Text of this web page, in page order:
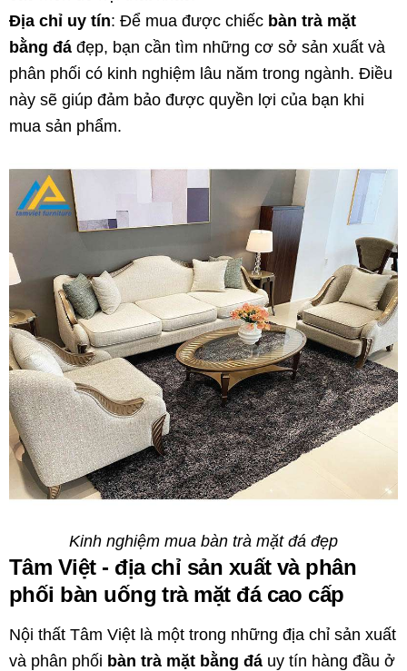
Địa chỉ uy tín: Để mua được chiếc bàn trà mặt
bằng đá đẹp, bạn cần tìm những cơ sở sản xuất và
phân phối có kinh nghiệm lâu năm trong ngành. Điều
này sẽ giúp đảm bảo được quyền lợi của bạn khi
mua sản phẩm.
Kinh nghiệm mua bàn trà mặt đá đẹp
Tâm Việt - địa chỉ sản xuất và phân
phối bàn uống trà mặt đá cao cấp
Nội thất Tâm Việt là một trong những địa chỉ sản xuất
và phân phối bàn trà mặt bằng đá uy tín hàng đầu ở